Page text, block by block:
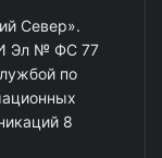
Север».
Эл № ФС 77
по
8